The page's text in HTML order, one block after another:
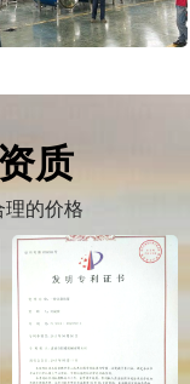
质
理的价格